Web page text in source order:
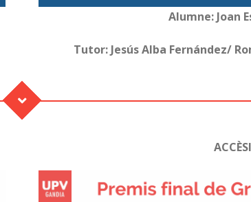
Alumne: Joan
Tutor: Jesús Alba Fernández/